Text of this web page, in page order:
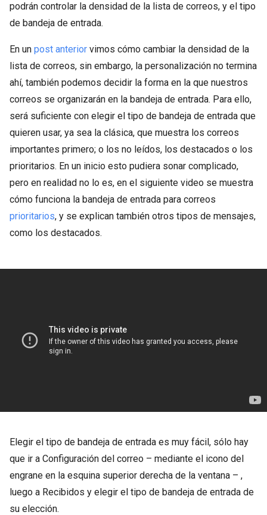
podrán controlar la densidad de la lista de correos, y el tipo
de bandeja de entrada.
En un post anterior vimos cómo cambiar la densidad de la
lista de correos, sin embargo, la personalización no termina
ahí, también podemos decidir la forma en la que nuestros
correos se organizarán en la bandeja de entrada. Para ello,
será suficiente con elegir el tipo de bandeja de entrada que
quieren usar, ya sea la clásica, que muestra los correos
importantes primero; o los no leídos, los destacados o los
prioritarios. En un inicio esto pudiera sonar complicado,
pero en realidad no lo es, en el siguiente video se muestra
cómo funciona la bandeja de entrada para correos
prioritarios, y se explican también otros tipos de mensajes,
como los destacados.
Elegir el tipo de bandeja de entrada es muy fácil, sólo hay
que ir a Configuración del correo – mediante el icono del
engrane en la esquina superior derecha de la ventana – ,
luego a Recibidos y elegir el tipo de bandeja de entrada de
su elección.